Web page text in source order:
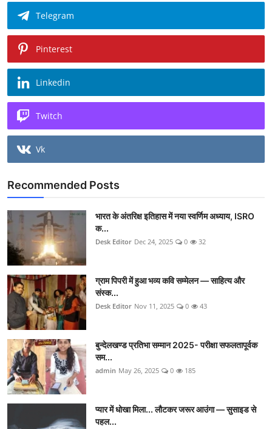
Telegram
Pinterest
Linkedin
Twitch
Vk
Recommended Posts
भारत के अंतरिक्ष इतिहास में नया स्वर्णिम अध्याय, ISRO
क...
Desk Editor Dec 24, 2025 0 32
ग्राम पिपरी में हुआ भव्य कवि सम्मेलन — साहित्य और
संस्क...
Desk Editor Nov 11, 2025 0 43
बुन्देलखण्ड प्रतिभा सम्मान 2025- परीक्षा सफलतापूर्वक
सम...
admin May 26, 2025 0 185
प्यार में धोखा मिला... लौटकर जरूर आउंगा — सुसाइड से
पहल...